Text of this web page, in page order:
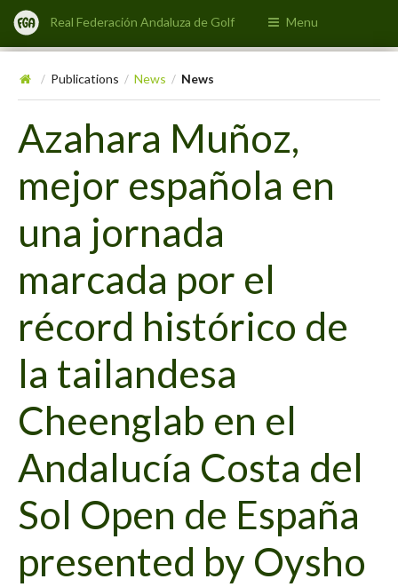
Real Federación Andaluza de Golf Menu
/ Publications / News / News
Azahara Muñoz,
mejor española en
una jornada
marcada por el
récord histórico de
la tailandesa
Cheenglab en el
Andalucía Costa del
Sol Open de España
presented by Oysho